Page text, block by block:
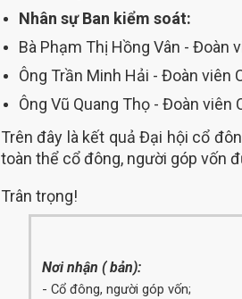
Nhân sự Ban kiểm soát:
Bà Phạm Thị Hồng Vân - Đoàn
Ông Trần Minh Hải - Đoàn viên
Ông Vũ Quang Thọ - Đoàn viên
Trên đây là kết quả Đại hội cổ
toàn thể cổ đông, người góp vốn
Trân trọng!
Nơi nhận ( bản):
- Cổ đông, người góp vốn;